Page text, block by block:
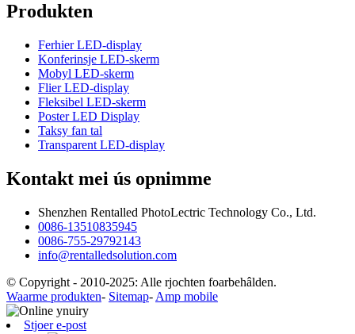
Produkten
Ferhier LED-display
Konferinsje LED-skerm
Mobyl LED-skerm
Flier LED-display
Fleksibel LED-skerm
Poster LED Display
Taksy fan tal
Transparent LED-display
Kontakt mei ús opnimme
Shenzhen Rentalled PhotoLectric Technology Co., Ltd.
0086-13510835945
0086-755-29792143
info@rentalledsolution.com
© Copyright - 2010-2025: Alle rjochten foarbehâlden.
Waarme produkten- Sitemap- Amp mobile
Stjoer e-post